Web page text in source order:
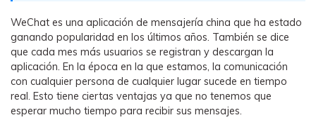
Transferencia de Datos de un
Celular a Otro
Transfiere contactos, fotos, música,
videos, SMS y otros tipos de
archivos de un teléfono a otro y a la
PC.
WeChat es una aplicación de mensajería china que ha estado
ganando popularidad en los últimos años. También se dice
que cada mes más usuarios se registran y descargan la
aplicación. En la época en la que estamos, la comunicación
con cualquier persona de cualquier lugar sucede en tiempo
real. Esto tiene ciertas ventajas ya que no tenemos que
esperar mucho tiempo para recibir sus mensajes.